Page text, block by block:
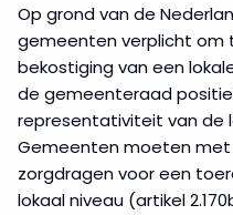
Op grond van de
gemeenten verplicht om
bekostiging van een
de gemeenteraad
representativiteit van de
Gemeenten moeten
zorgdragen voor een
lokaal niveau (artikel